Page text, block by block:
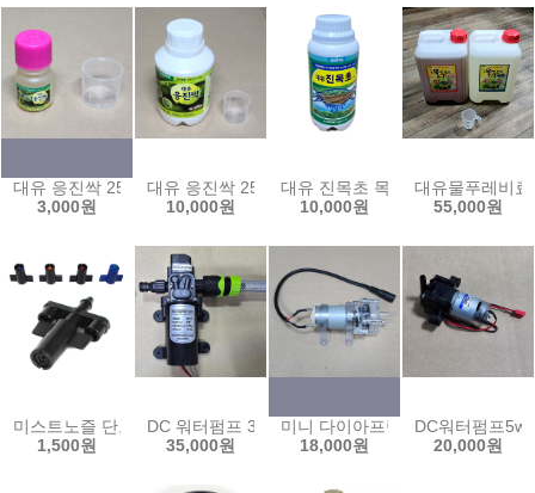
대유 응진싹 25ml/진딧물 응애 해충 친환경 농약 살충제
3,000원
대유 응진싹 250ml 해충 친환경 농약 살충제 진딧물
10,000원
대유 진목초 목초액 500ml 참나
10,000원
대유물푸레비
55,000원
미스트노즐 단포거 이스라엘제 쿨링포그 fog 저압 안개분사노즐 분무
1,500원
DC 워터펌프 30w 60w 80w 12V 다이아프램 펌프
35,000원
미니 다이아프램 펌프 고온용
18,000원
DC워터펌프5w
20,000원